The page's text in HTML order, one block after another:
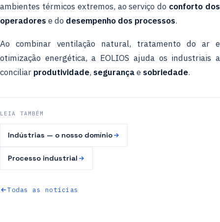
ambientes térmicos extremos, ao serviço do conforto dos
operadores e do desempenho dos processos.
Ao combinar ventilação natural, tratamento do ar e
otimização energética, a EOLIOS ajuda os industriais a
conciliar produtividade, segurançae sobriedade.
LEIA TAMBÉM
Indústrias — o nosso domínio
Processo industrial
Todas as notícias